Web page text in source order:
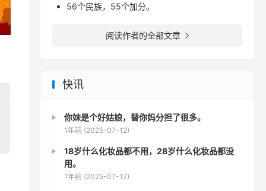
56个民族，55个加分。
阅读作者的全部文章 
快讯
你妹是个好姑娘，替你妈分担了很多。
1年前 (2025-07-12)
18岁什么化妆品都不用，28岁什么化妆品都没
用。
1年前 (2025-07-12)